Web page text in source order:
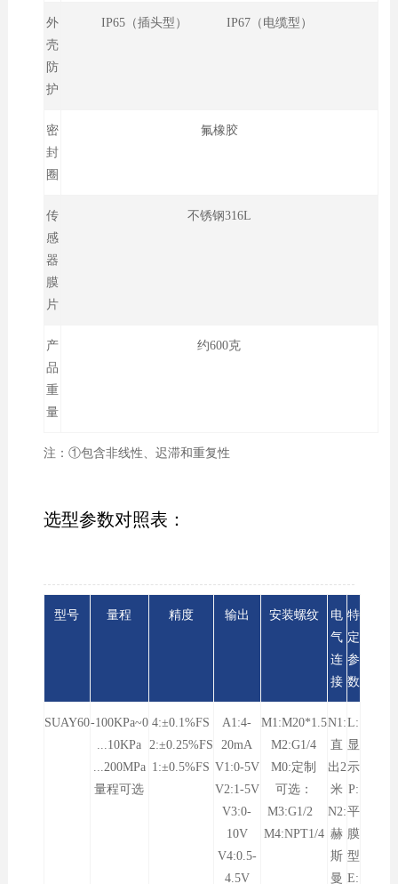
外
壳
防
护
IP65（插头型） IP67（电缆型）
密
封
圈
氟橡胶
传
感
器
膜
片
不锈钢316L
产
品
重
量
约600克
注：①包含非线性、迟滞和重复性
选型参数对照表：
型号 量程 精度 输出 安装螺纹
电
气
连
接
特
定
参
数
SUAY60-100KPa~0
...10KPa
...200MPa
量程可选
4:±0.1%FS
2:±0.25%FS
1:±0.5%FS
A1:4-
20mA
V1:0-5V
V2:1-5V
V3:0-
10V
V4:0.5-
4.5V
M1:M20*1.5
M2:G1/4
M0:定制
可选：
M3:G1/2
M4:NPT1/4
N1:
直
出2
米
N2:
赫
斯
曼
L:
显
示
P:
平
膜
型
E: